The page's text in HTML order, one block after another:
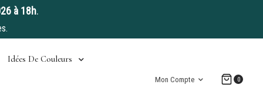
à 18h.
Idées De Couleurs
Mon Compte 0